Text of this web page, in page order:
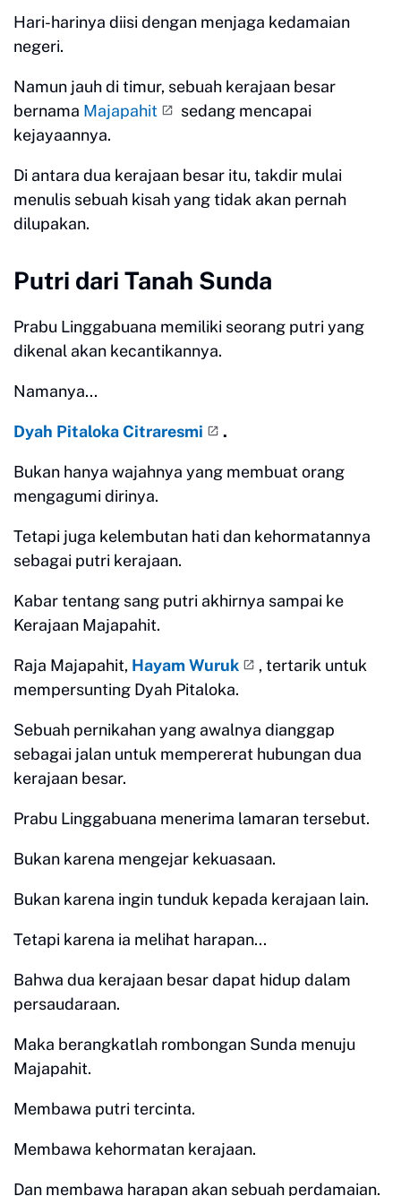
Hari-harinya diisi dengan menjaga kedamaian
negeri.
Namun jauh di timur, sebuah kerajaan besar
bernama Majapahit
sedang mencapai
kejayaannya.
Di antara dua kerajaan besar itu, takdir mulai
menulis sebuah kisah yang tidak akan pernah
dilupakan.
Putri dari Tanah Sunda
Prabu Linggabuana memiliki seorang putri yang
dikenal akan kecantikannya.
Namanya...
Dyah Pitaloka Citraresmi .
Bukan hanya wajahnya yang membuat orang
mengagumi dirinya.
Tetapi juga kelembutan hati dan kehormatannya
sebagai putri kerajaan.
Kabar tentang sang putri akhirnya sampai ke
Kerajaan Majapahit.
Raja Majapahit, Hayam Wuruk
, tertarik untuk
mempersunting Dyah Pitaloka.
Sebuah pernikahan yang awalnya dianggap
sebagai jalan untuk mempererat hubungan dua
kerajaan besar.
Prabu Linggabuana menerima lamaran tersebut.
Bukan karena mengejar kekuasaan.
Bukan karena ingin tunduk kepada kerajaan lain.
Tetapi karena ia melihat harapan...
Bahwa dua kerajaan besar dapat hidup dalam
persaudaraan.
Maka berangkatlah rombongan Sunda menuju
Majapahit.
Membawa putri tercinta.
Membawa kehormatan kerajaan.
Dan membawa harapan akan sebuah perdamaian.